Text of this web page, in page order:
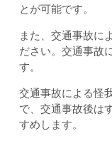
とが可能です。
また、交通事故に
ださい。交通事故
す。
交通事故による怪
で、交通事故後は
すめします。